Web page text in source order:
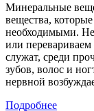
Минеральные
вещества,
необходимыми.
или
служат, среди
зубов, волос и
нервной
Подробнее